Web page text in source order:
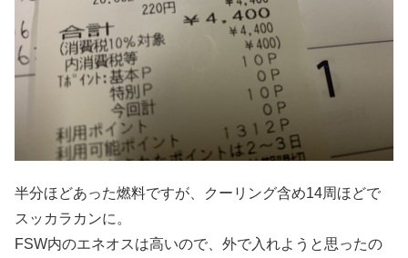
半分ほどあった燃料ですが、クーリング含め14周ほどで
スッカラカンに。
FSW内のエネオスは高いので、外で入れようと思ったの